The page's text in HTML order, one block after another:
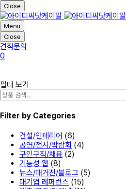
Close
Menu
Close
견적문의
0
필터 보기
Filter by Categories
건설/인테리어 (6)
공연/전시/박람회 (4)
구인구직/채용 (2)
기능성 웹 (8)
뉴스/매거진/블로그 (5)
대기업 레퍼런스 (15)